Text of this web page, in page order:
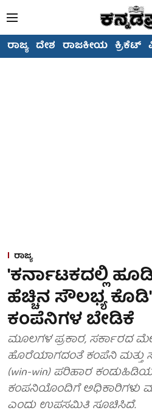
ರಾಜ್ಯ ದೇಶ ರಾಜಕೀಯ ಕ್ರಿಕೆಟ್
ರಾಜ್ಯ
'ಕರ್ನಾಟಕದಲ್ಲಿ
ಹೆಚ್ಚಿನ ಸೌಲಭ್ಯ ಕೊಡಿ':
ಕಂಪೆನಿಗಳ ಬೇಡಿಕೆ
ಮೂಲಗಳ ಪ್ರಕಾರ, ಸರ್ಕಾರದ
ಹೊರೆಯಾಗದಂತೆ ಕಂಪೆನಿ ಮತ್ತು
(win-win) ಪರಿಹಾರ
ಕಂಪನಿಯೊಂದಿಗೆ ಅಧಿಕಾರಿಗಳು
ಎಂದು ಉಪಸಮಿತಿ ಸೂಚಿಸಿದೆ.